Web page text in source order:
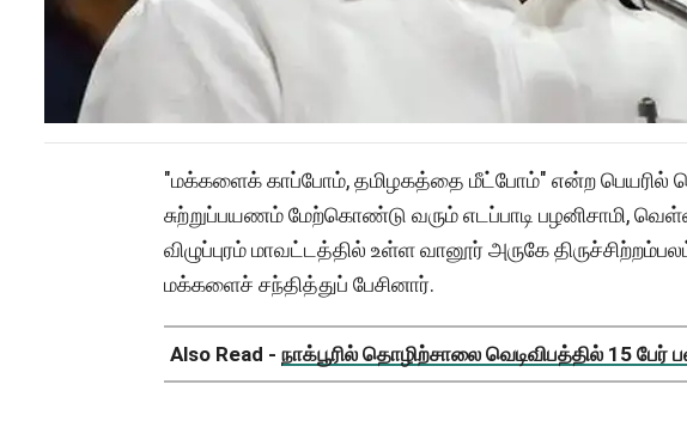
"மக்களைக் காப்போம், தமிழகத்தை மீட்போம்" என்ற பெயரில்
சுற்றுப்பயணம் மேற்கொண்டு வரும் எடப்பாடி பழனிசாமி,
விழுப்புரம் மாவட்டத்தில் உள்ள வானூர் அருகே
மக்களைச் சந்தித்துப் பேசினார்.
Also Read - நாக்பூரில் தொழிற்சாலை வெடிவிபத்தில் 15 பேர்